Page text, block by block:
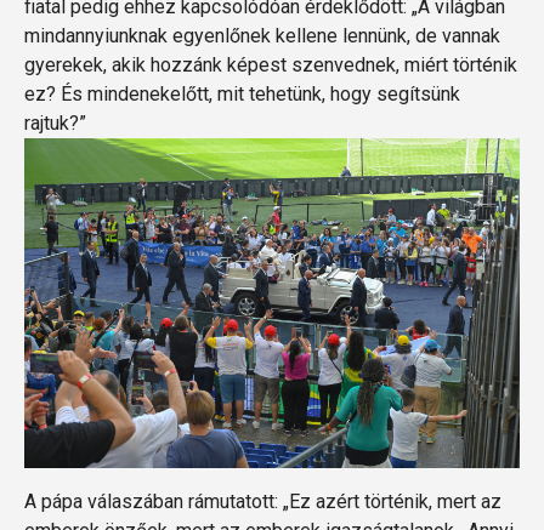
fiatal pedig ehhez kapcsolódóan érdeklődött: „A világban
mindannyiunknak egyenlőnek kellene lennünk, de vannak
gyerekek, akik hozzánk képest szenvednek, miért történik
ez? És mindenekelőtt, mit tehetünk, hogy segítsünk
rajtuk?”
A pápa válaszában rámutatott: „Ez azért történik, mert az